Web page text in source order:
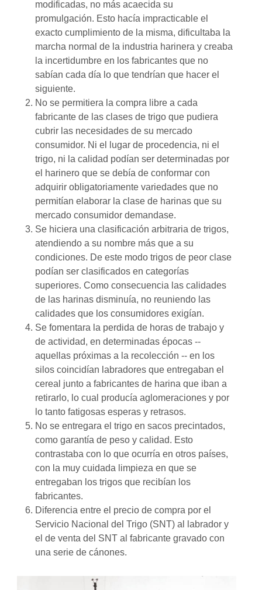
modificadas, no más acaecida su
promulgación. Esto hacía impracticable el
exacto cumplimiento de la misma, dificultaba la
marcha normal de la industria harinera y creaba
la incertidumbre en los fabricantes que no
sabían cada día lo que tendrían que hacer el
siguiente.
No se permitiera la compra libre a cada
fabricante de las clases de trigo que pudiera
cubrir las necesidades de su mercado
consumidor. Ni el lugar de procedencia, ni el
trigo, ni la calidad podían ser determinadas por
el harinero que se debía de conformar con
adquirir obligatoriamente variedades que no
permitían elaborar la clase de harinas que su
mercado consumidor demandase.
Se hiciera una clasificación arbitraria de trigos,
atendiendo a su nombre más que a su
condiciones. De este modo trigos de peor clase
podían ser clasificados en categorías
superiores. Como consecuencia las calidades
de las harinas disminuía, no reuniendo las
calidades que los consumidores exigían.
Se fomentara la perdida de horas de trabajo y
de actividad, en determinadas épocas --
aquellas próximas a la recolección -- en los
silos coincidían labradores que entregaban el
cereal junto a fabricantes de harina que iban a
retirarlo, lo cual producía aglomeraciones y por
lo tanto fatigosas esperas y retrasos.
No se entregara el trigo en sacos precintados,
como garantía de peso y calidad. Esto
contrastaba con lo que ocurría en otros países,
con la muy cuidada limpieza en que se
entregaban los trigos que recibían los
fabricantes.
Diferencia entre el precio de compra por el
Servicio Nacional del Trigo (SNT) al labrador y
el de venta del SNT al fabricante gravado con
una serie de cánones.